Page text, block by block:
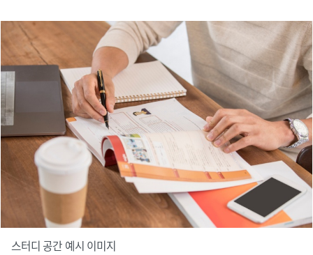
스터디 공간 예시 이미지